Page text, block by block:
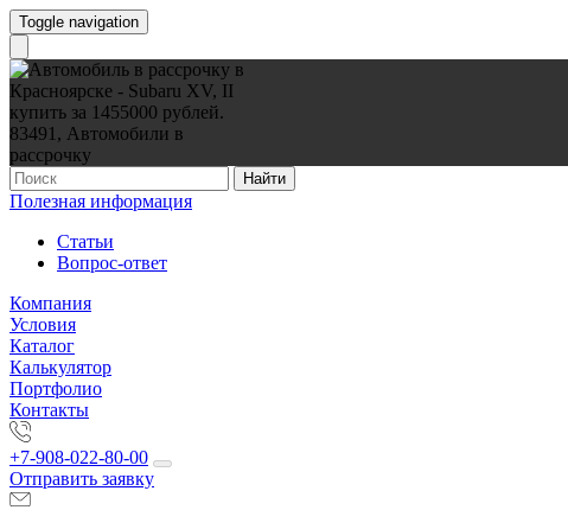
Toggle navigation
Найти
Полезная информация
Статьи
Вопрос-ответ
Компания
Условия
Каталог
Калькулятор
Портфолио
Контакты
+7-908-022-80-00
Отправить заявку